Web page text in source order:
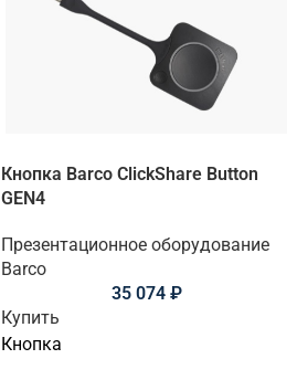
Кнопка Barco ClickShare Button
GEN4
Презентационное оборудование
Barco
35 074 ₽
Купить
Кнопка